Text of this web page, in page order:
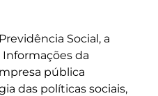
Social, a
da
pública
das políticas sociais,